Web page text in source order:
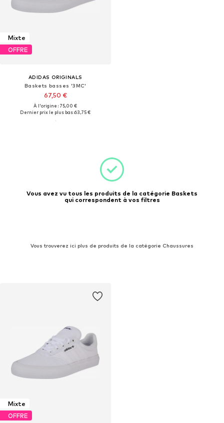
Mixte
OFFRE
ADIDAS ORIGINALS
Baskets basses '3MC'
67,50 €
À l'origine : 75,00 €
Dernier prix le plus bas :63,75 €
Vous avez vu tous les produits de la catégorie Baskets
qui correspondent à vos filtres
Vous trouverez ici plus de produits de la catégorie Chaussures
Mixte
OFFRE